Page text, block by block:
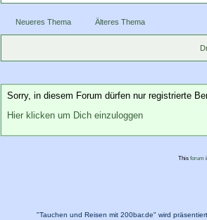
Neueres Thema Älteres Thema
Sorry, in diesem Forum dürfen nur registrierte
Hier klicken um Dich einzuloggen
This forum
"Tauchen und Reisen mit 200bar.de" wird